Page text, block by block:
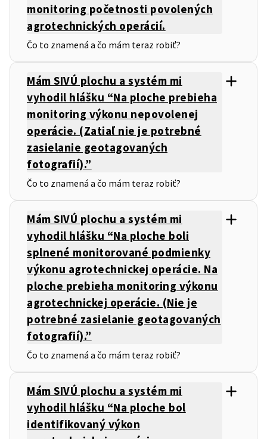
monitoring početnosti povolených
agrotechnických operácií.
Čo to znamená a čo mám teraz robiť?
Mám SIVÚ plochu a systém mi
vyhodil hlášku “Na ploche prebieha
monitoring výkonu nepovolenej
operácie. (Zatiaľ nie je potrebné
zasielanie geotagovaných
fotografií).”
Čo to znamená a čo mám teraz robiť?
Mám SIVÚ plochu a systém mi
vyhodil hlášku “Na ploche boli
splnené monitorované podmienky
výkonu agrotechnickej operácie. Na
ploche prebieha monitoring výkonu
agrotechnickej operácie. (Nie je
potrebné zasielanie geotagovaných
fotografií).”
Čo to znamená a čo mám teraz robiť?
Mám SIVÚ plochu a systém mi
vyhodil hlášku “Na ploche bol
identifikovaný výkon